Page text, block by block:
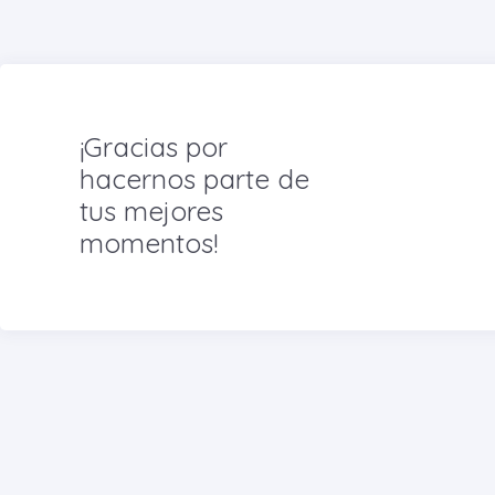
¡Gracias por
hacernos parte de
tus mejores
momentos!